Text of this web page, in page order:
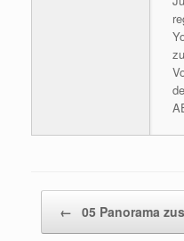
← 05 Panorama